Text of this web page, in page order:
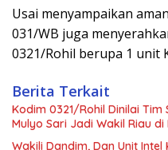
Usai menyampaikan
031/WB juga
0321/Rohil berupa 1 unit
Berita Terkait
Kodim 0321/Rohil Dinilai
Mulyo Sari Jadi Wakil Riau
Wakili Dandim, Dan Unit